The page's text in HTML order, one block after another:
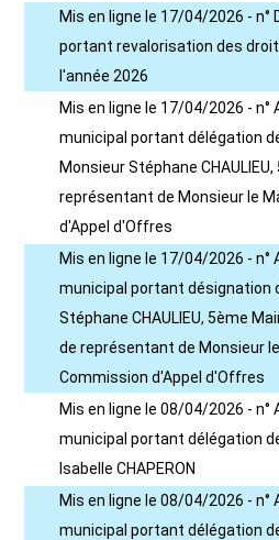
Mis en ligne le 17/04/2026 - n°
portant revalorisation des
l'année 2026
Mis en ligne le 17/04/2026 - n°
municipal portant délégation
Monsieur Stéphane
représentant de Monsieur le
d'Appel d'Offres
Mis en ligne le 17/04/2026 - n°
municipal portant désignation
Stéphane CHAULIEU, 5ème
de représentant de Monsieur
Commission d'Appel d'Offres
Mis en ligne le 08/04/2026 - n°
municipal portant délégation
Isabelle CHAPERON
Mis en ligne le 08/04/2026 - n°
municipal portant délégation